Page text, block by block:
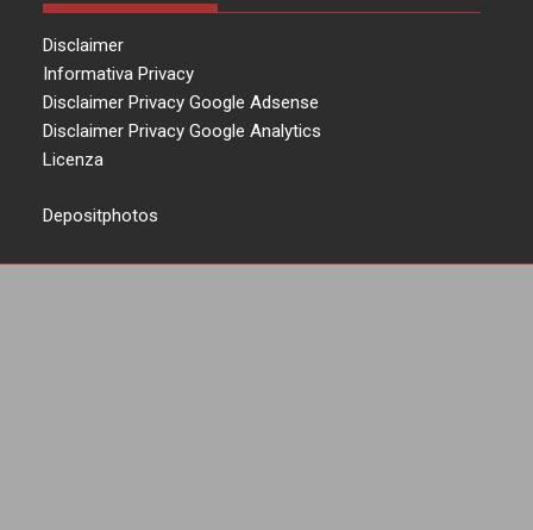
Disclaimer
Informativa Privacy
Disclaimer Privacy Google Adsense
Disclaimer Privacy Google Analytics
Licenza
Depositphotos